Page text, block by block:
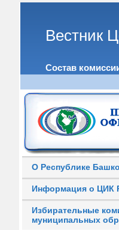
Вестник
Состав
О Республике
Информация о ЦИК
Избирательные
муниципальных